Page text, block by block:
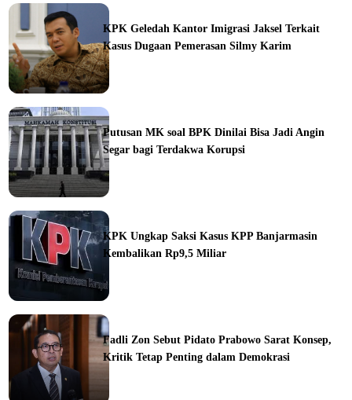
KPK Geledah Kantor Imigrasi Jaksel Terkait
Kasus Dugaan Pemerasan Silmy Karim
Putusan MK soal BPK Dinilai Bisa Jadi Angin
Segar bagi Terdakwa Korupsi
KPK Ungkap Saksi Kasus KPP Banjarmasin
Kembalikan Rp9,5 Miliar
Fadli Zon Sebut Pidato Prabowo Sarat Konsep,
Kritik Tetap Penting dalam Demokrasi